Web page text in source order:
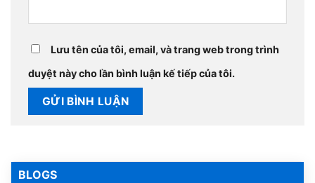
BLOGS
Lưu tên của tôi, email, và trang web trong trình
duyệt này cho lần bình luận kế tiếp của tôi.